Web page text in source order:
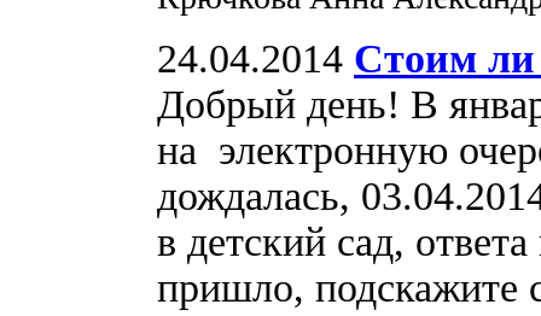
24.04.2014 Стоим ли
Добрый день! В
на электронную
дождалась,
в детский сад,
пришло, подскажите